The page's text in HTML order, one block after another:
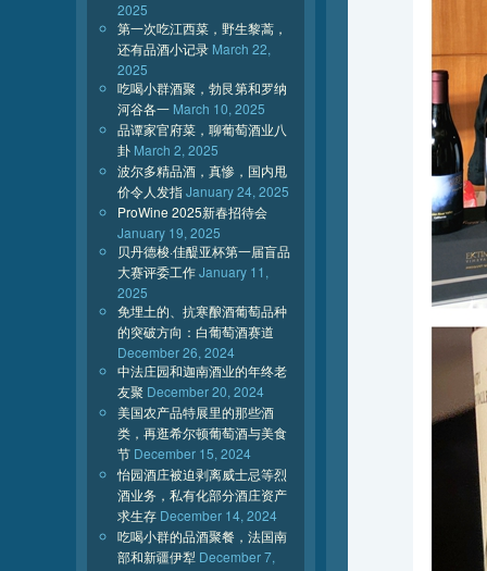
2025
第一次吃江西菜，野生黎蒿，
还有品酒小记录 March 22,
2025
吃喝小群酒聚，勃艮第和罗纳
河谷各一 March 10, 2025
品谭家官府菜，聊葡萄酒业八
卦 March 2, 2025
波尔多精品酒，真惨，国内甩
价令人发指January 24, 2025
ProWine 2025新春招待会
January 19, 2025
贝丹德梭·佳醍亚杯第一届盲品
大赛评委工作January 11,
2025
免埋土的、抗寒酿酒葡萄品种
的突破方向：白葡萄酒赛道
December 26, 2024
中法庄园和迦南酒业的年终老
友聚 December 20, 2024
美国农产品特展里的那些酒
类，再逛希尔顿葡萄酒与美食
节 December 15, 2024
怡园酒庄被迫剥离威士忌等烈
酒业务，私有化部分酒庄资产
求生存 December 14, 2024
吃喝小群的品酒聚餐，法国南
部和新疆伊犁 December 7,